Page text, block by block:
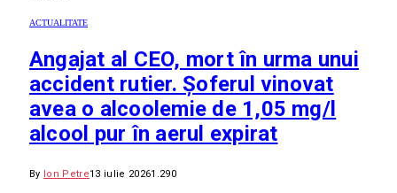
ACTUALITATE
Angajat al CEO, mort în urma unui
accident rutier. Șoferul vinovat
avea o alcoolemie de 1,05 mg/l
alcool pur în aerul expirat
By Ion Petre13 iulie 20261.290